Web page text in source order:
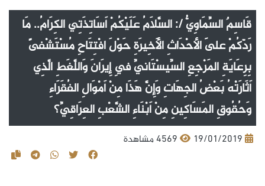
قَاسِمٌ السِّمَاوِيُّ /: السَّلَامُ عَلَيْكُمْ أَسَاتِذَتِي الكِرَامُ.. مَا
رَدّكُمْ عَلَى الأحْدَاثِ الأَخِيرَةِ حَوْلَ افْتِتَاحِ مُسْتَشْفىً
بِرِعَايَةِ المَرْجِعِ السِّيسْتَانيِّ فِي إِيرَانَ وَاللَّغَطِ الَّذِي
أَثَارَتْهُ بَعْضُ الجِهَاتِ وَإِنَّ هَذَا مِنْ أَمْوَالِ الفُقَرَاءِ
وَحُقُوقِ المَسَاكِينِ مِنْ أَبْنَاءِ الشَّعْبِ العِرَاقِيِّ؟
19/01/2019 4569 مشاهدة